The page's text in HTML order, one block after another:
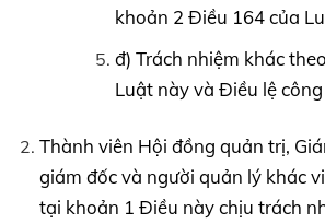
khoản 2 Điều 164 của
đ) Trách nhiệm khác
Luật này và Điều lệ công
Thành viên Hội đồng quản trị,
giám đốc và người quản lý khác
tại khoản 1 Điều này chịu trách